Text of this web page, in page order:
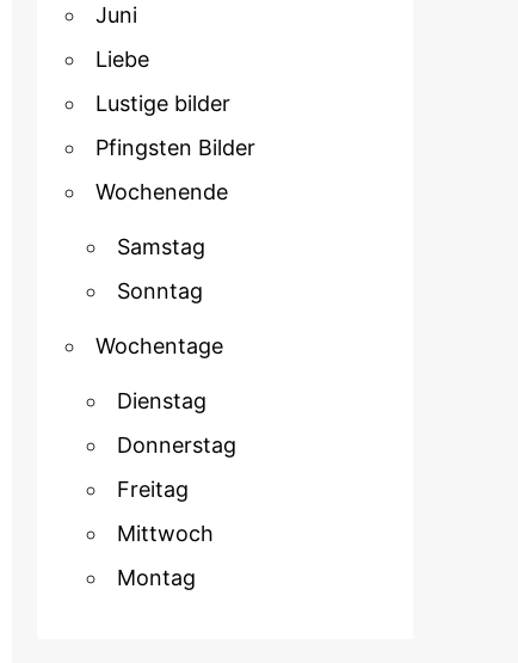
Juni
Liebe
Lustige bilder
Pfingsten Bilder
Wochenende
Samstag
Sonntag
Wochentage
Dienstag
Donnerstag
Freitag
Mittwoch
Montag